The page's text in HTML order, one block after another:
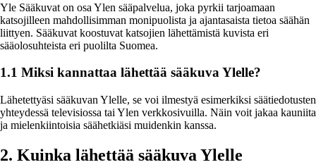
Yle Sääkuvat on osa Ylen sääpalvelua, joka pyrkii tarjoamaan
katsojilleen mahdollisimman monipuolista ja ajantasaista tietoa säähän
liittyen. Sääkuvat koostuvat katsojien lähettämistä kuvista eri
sääolosuhteista eri puolilta Suomea.
1.1 Miksi kannattaa lähettää sääkuva Ylelle?
Lähetettyäsi sääkuvan Ylelle, se voi ilmestyä esimerkiksi säätiedotusten
yhteydessä televisiossa tai Ylen verkkosivuilla. Näin voit jakaa kauniita
ja mielenkiintoisia säähetkiäsi muidenkin kanssa.
2. Kuinka lähettää sääkuva Ylelle